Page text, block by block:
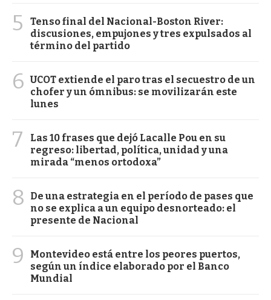
5
Tenso final del Nacional-Boston River:
discusiones, empujones y tres expulsados al
término del partido
6 UCOT extiende el paro tras el secuestro de un
chofer y un ómnibus: se movilizarán este
lunes
7
Las 10 frases que dejó Lacalle Pou en su
regreso: libertad, política, unidad y una
mirada “menos ortodoxa”
8
De una estrategia en el período de pases que
no se explica a un equipo desnorteado: el
presente de Nacional
9
Montevideo está entre los peores puertos,
según un índice elaborado por el Banco
Mundial